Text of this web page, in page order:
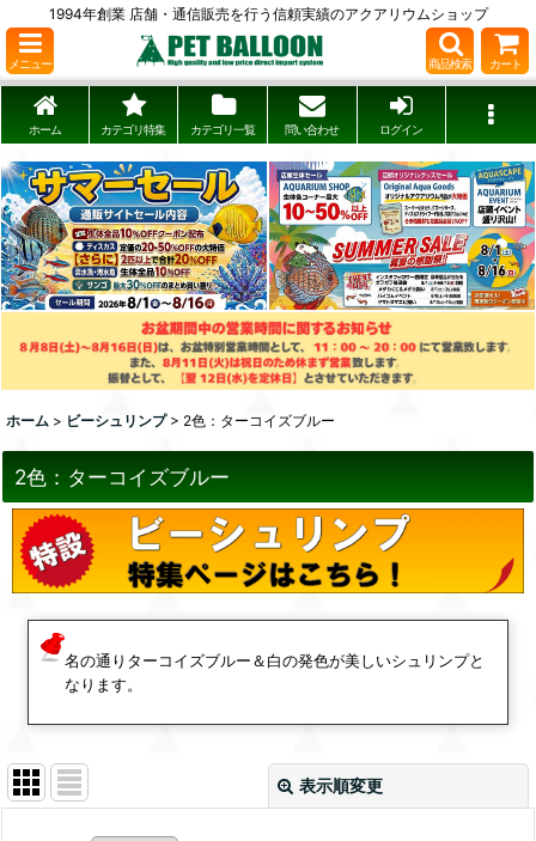
1994年創業 店舗・通信販売を行う信頼実績のアクアリウムショップ
メニュー 商品検索 カート
ホーム カテゴリ特集 カテゴリ一覧 問い合わせ ログイン
ホーム > ビーシュリンプ > 2色：ターコイズブルー
2色：ターコイズブルー
名の通りターコイズブルー＆白の発色が美しいシュリンプと
なります。
表示順変更